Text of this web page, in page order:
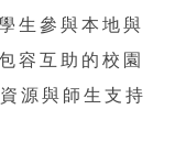
生參與本地與
容互助的校園
源與師生支持